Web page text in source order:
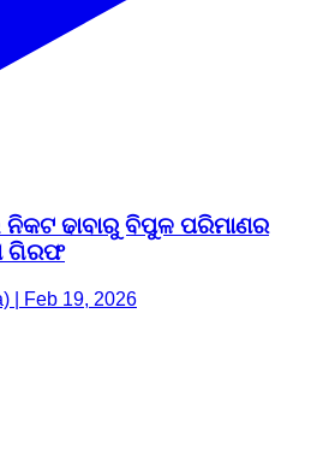
ଢାବାରୁ ବିପୁଳ ପରିମାଣର
ଗିରଫ
| Feb 19, 2026